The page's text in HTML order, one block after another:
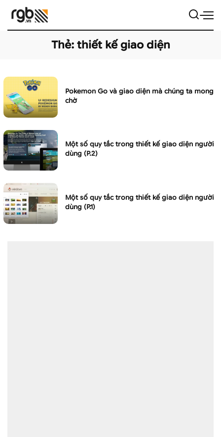
Thẻ: thiết kế giao diện
Pokemon Go và giao diện mà chúng ta mong
chờ
Một số quy tắc trong thiết kế giao diện người
dùng (P.2)
Một số quy tắc trong thiết kế giao diện người
dùng (P.1)